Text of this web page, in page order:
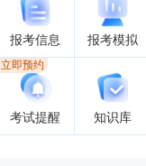
报考信息 报考模拟
考试提醒
立即预约
知识库